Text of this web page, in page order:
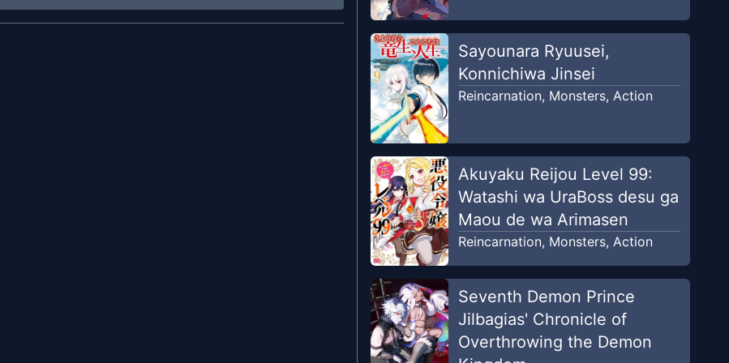
Sayounara Ryuusei,
Konnichiwa Jinsei
Reincarnation, Monsters, Action
Akuyaku Reijou Level 99:
Watashi wa UraBoss desu ga
Maou de wa Arimasen
Reincarnation, Monsters, Action
Seventh Demon Prince
Jilbagias' Chronicle of
Overthrowing the Demon